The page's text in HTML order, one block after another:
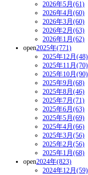
2026年5月(61)
2026年4月(60)
2026年3月(60)
2026年2月(63)
2026年1月(62)
open2025年(771)
2025年12月(48)
2025年11月(70)
2025年10月(90)
2025年9月(68)
2025年8月(46)
2025年7月(71)
2025年6月(63)
2025年5月(69)
2025年4月(66)
2025年3月(56)
2025年2月(56)
2025年1月(68)
open2024年(823)
2024年12月(59)